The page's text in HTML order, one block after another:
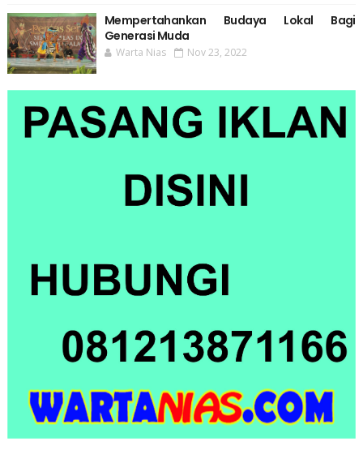
Mempertahankan Budaya Lokal Bagi
Generasi Muda
Warta Nias Nov 23, 2022